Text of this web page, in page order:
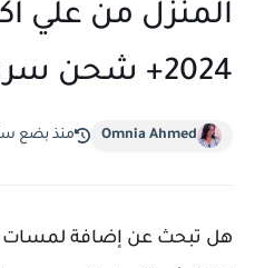
المنزل من علي
2024+ شحن سريع
Omnia Ahmed منذ بضع
هل تبحث عن إضافة لمسات